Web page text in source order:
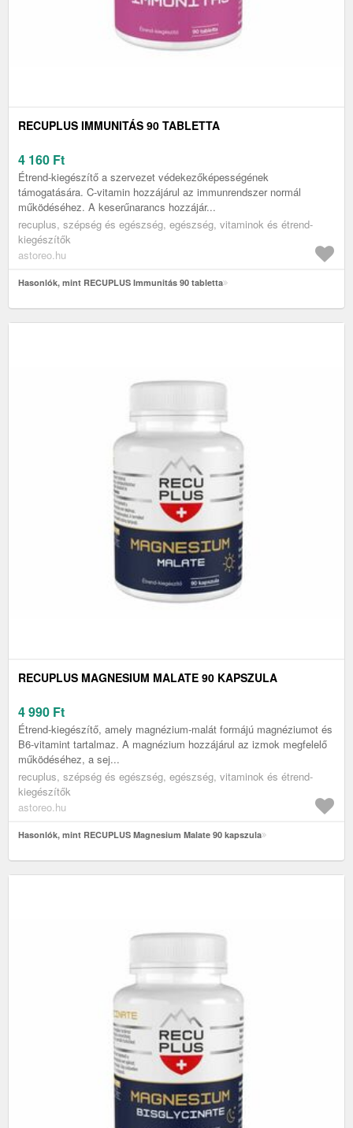
RECUPLUS IMMUNITÁS 90 TABLETTA
4 160 Ft
Étrend-kiegészítő a szervezet védekezőképességének
támogatására. C-vitamin hozzájárul az immunrendszer normál
működéséhez. A keserűnarancs hozzájár...
recuplus, szépség és egészség, egészség, vitaminok és étrend-
kiegészítők
astoreo.hu
Hasonlók, mint RECUPLUS Immunitás 90 tabletta
RECUPLUS MAGNESIUM MALATE 90 KAPSZULA
4 990 Ft
Étrend-kiegészítő, amely magnézium-malát formájú magnéziumot és
B6-vitamint tartalmaz. A magnézium hozzájárul az izmok megfelelő
működéséhez, a sej...
recuplus, szépség és egészség, egészség, vitaminok és étrend-
kiegészítők
astoreo.hu
Hasonlók, mint RECUPLUS Magnesium Malate 90 kapszula